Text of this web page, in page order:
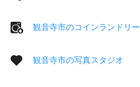
観音寺市のコインランドリー
観音寺市の写真スタジオ